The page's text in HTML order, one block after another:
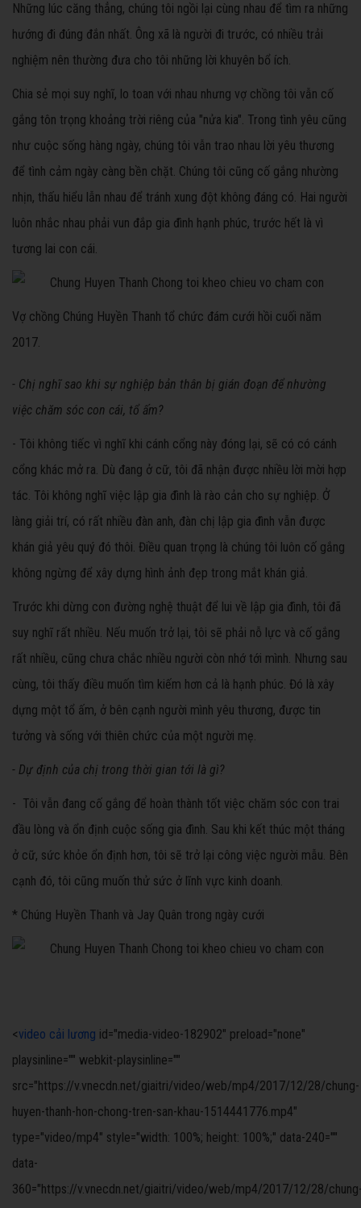
Những lúc căng thẳng, chúng tôi ngồi lại cùng nhau để tìm ra những
hướng đi đúng đắn nhất. Ông xã là người đi trước, có nhiều trải
nghiệm nên thường đưa cho tôi những lời khuyên bổ ích.
Chia sẻ mọi suy nghĩ, lo toan với nhau nhưng vợ chồng tôi vẫn cố
gắng tôn trọng khoảng trời riêng của "nửa kia". Trong tình yêu cũng
như cuộc sống hàng ngày, chúng tôi vẫn trao nhau lời yêu thương
để tình cảm ngày càng bền chặt. Chúng tôi cũng cố gắng nhường
nhịn, thấu hiểu lẫn nhau để tránh xung đột không đáng có. Hai người
luôn nhắc nhau phải vun đắp gia đình hạnh phúc, trước hết là vì
tương lai con cái.
Vợ chồng Chúng Huyền Thanh tổ chức đám cưới hồi cuối năm
2017.
- Chị nghĩ sao khi sự nghiệp bản thân bị gián đoạn để nhường
việc chăm sóc con cái, tổ ấm?
- Tôi không tiếc vì nghĩ khi cánh cổng này đóng lại, sẽ có có cánh
cổng khác mở ra. Dù đang ở cữ, tôi đã nhận được nhiều lời mời hợp
tác. Tôi không nghĩ việc lập gia đình là rào cản cho sự nghiệp. Ở
làng giải trí, có rất nhiều đàn anh, đàn chị lập gia đình vẫn được
khán giả yêu quý đó thôi. Điều quan trọng là chúng tôi luôn cố gắng
không ngừng để xây dựng hình ảnh đẹp trong mắt khán giả.
Trước khi dừng con đường nghệ thuật để lui về lập gia đình, tôi đã
suy nghĩ rất nhiều. Nếu muốn trở lại, tôi sẽ phải nỗ lực và cố gắng
rất nhiều, cũng chưa chắc nhiều người còn nhớ tới mình. Nhưng sau
cùng, tôi thấy điều muốn tìm kiếm hơn cả là hạnh phúc. Đó là xây
dựng một tổ ấm, ở bên cạnh người mình yêu thương, được tin
tưởng và sống với thiên chức của một người mẹ.
- Dự định của chị trong thời gian tới là gì?
- Tôi vẫn đang cố gắng để hoàn thành tốt việc chăm sóc con trai
đầu lòng và ổn định cuộc sống gia đình. Sau khi kết thúc một tháng
ở cữ, sức khỏe ổn định hơn, tôi sẽ trở lại công việc người mẫu. Bên
cạnh đó, tôi cũng muốn thử sức ở lĩnh vực kinh doanh.
* Chúng Huyền Thanh và Jay Quân trong ngày cưới
<video cải lương id="media-video-182902" preload="none"
playsinline="" webkit-playsinline=""
src="https://v.vnecdn.net/giaitri/video/web/mp4/2017/12/28/chung-
huyen-thanh-hon-chong-tren-san-khau-1514441776.mp4"
type="video/mp4" style="width: 100%; height: 100%;" data-240=""
data-
360="https://v.vnecdn.net/giaitri/video/web/mp4/2017/12/28/